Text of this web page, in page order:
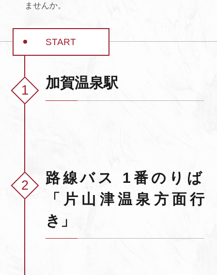
お知らせ
パンフレットダウンロード
写真ダウンロード
プライバシーポリシー
ませんか。
START
加賀温泉駅
路線バス 1番のりば
「片山津温泉方面行
き」